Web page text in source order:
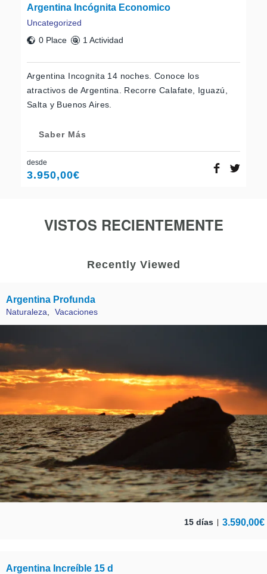
Argentina Incógnita Economico
Uncategorized
0 Place
1 Actividad
Argentina Incognita 14 noches. Conoce los
atractivos de Argentina. Recorre Calafate, Iguazú,
Salta y Buenos Aires.
Saber Más
desde
3.950,00€
VISTOS RECIENTEMENTE
Recently Viewed
Argentina Profunda
Naturaleza, Vacaciones
15 días 3.590,00€
Argentina Increíble 15 d